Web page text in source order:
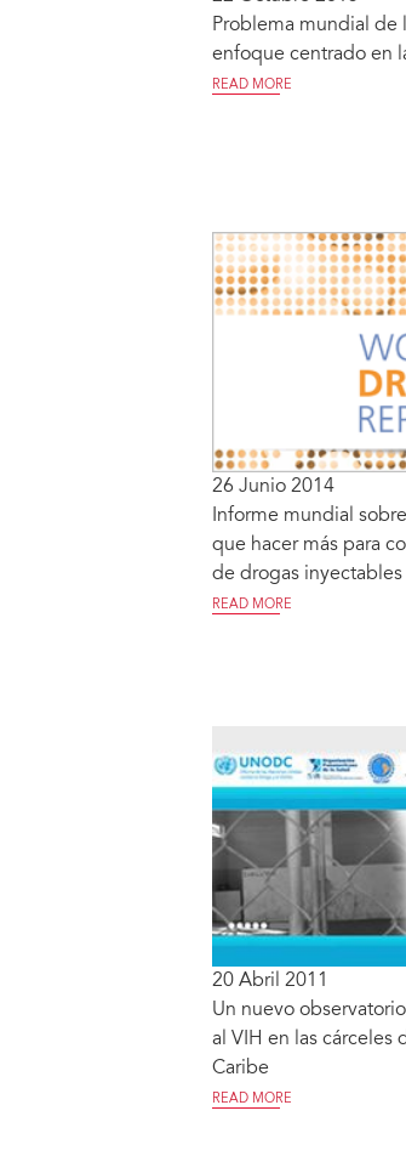
Problema mundial de
enfoque centrado en
READ MORE
26 Junio 2014
Informe mundial
que hacer más para
de drogas inyectables
READ MORE
20 Abril 2011
Un nuevo
al VIH en las cárceles
Caribe
READ MORE